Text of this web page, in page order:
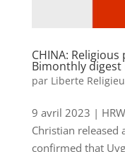
CHINA:
Bimonthly digest
par Liberte
9 avril 2023 |
Christian released
confirmed that